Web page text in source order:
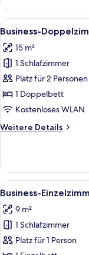
Doppelzimmer
Alle
Fotos
für
Business-
Doppelzimmer
anzeigen
5
Business-
15 m²
1 Schlafzimmer
Platz für 2 Personen
1 Doppelbett
Kostenloses WLAN
Weitere Details
Weitere
Doppelzimmer
Alle
Fotos
für
Business-
Einzelzimmer
4
Business-
9 m²
1 Schlafzimmer
Platz für 1 Person